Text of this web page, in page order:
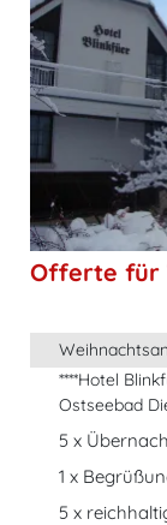
Offerte für
****Hotel
Ostseebad
5 x
1 x
5 x